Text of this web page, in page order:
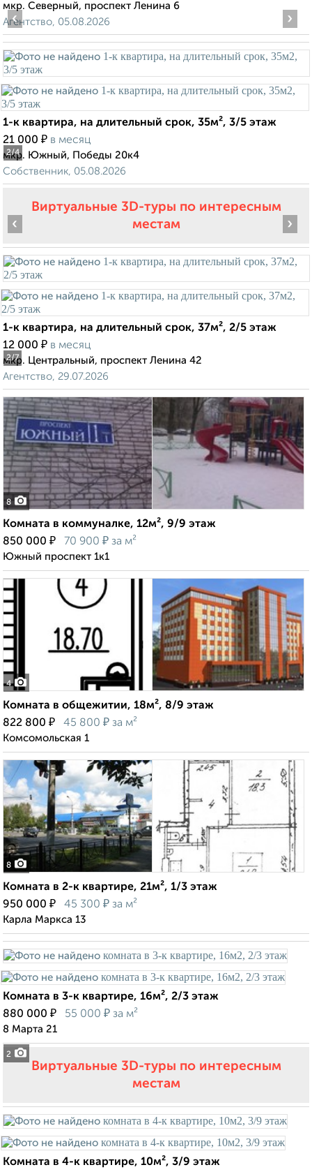
мкр. Северный, проспект Ленина 6
Агентство, 05.08.2026
2/4
‹ ›
1-к квартира, на длительный срок, 35м², 3/5 этаж
21 000 ₽ в месяц
мкр. Южный, Победы 20к4
Собственник, 05.08.2026
Виртуальные 3D-туры по интересным
местам
2/7
‹ ›
1-к квартира, на длительный срок, 37м², 2/5 этаж
12 000 ₽ в месяц
мкр. Центральный, проспект Ленина 42
Агентство, 29.07.2026
8
Комната в коммуналке, 12м², 9/9 этаж
850 000 ₽ 70 900 ₽ за м²
Южный проспект 1к1
4
Комната в общежитии, 18м², 8/9 этаж
822 800 ₽ 45 800 ₽ за м²
Комсомольская 1
8
Комната в 2-к квартире, 21м², 1/3 этаж
950 000 ₽ 45 300 ₽ за м²
Карла Маркса 13
2
Комната в 3-к квартире, 16м², 2/3 этаж
880 000 ₽ 55 000 ₽ за м²
8 Марта 21
Виртуальные 3D-туры по интересным
местам
Комната в 4-к квартире, 10м², 3/9 этаж